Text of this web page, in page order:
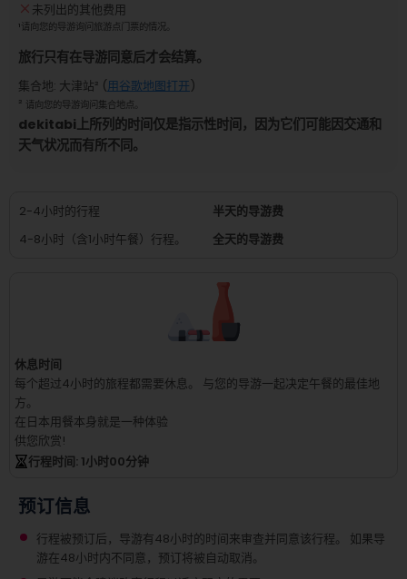
未列出的其他费用
¹请向您的导游询问旅游点门票的情况。
旅行只有在导游同意后才会结算。
集合地: 大津站² (用谷歌地图打开)
² 请向您的导游询问集合地点。
dekitabi上所列的时间仅是指示性时间，因为它们可能因交通和
天气状况而有所不同。
2-4小时的行程
半天的导游费
4-8小时（含1小时午餐）行程。
全天的导游费
休息时间
每个超过4小时的旅程都需要休息。
与您的导游一起决定午餐的最佳地
方。
在日本用餐本身就是一种体验
供您欣赏!
行程时间: 1小时00分钟
预订信息
行程被预订后，导游有48小时的时间来审查并同意该行程。 如果导
游在48小时内不同意，预订将被自动取消。